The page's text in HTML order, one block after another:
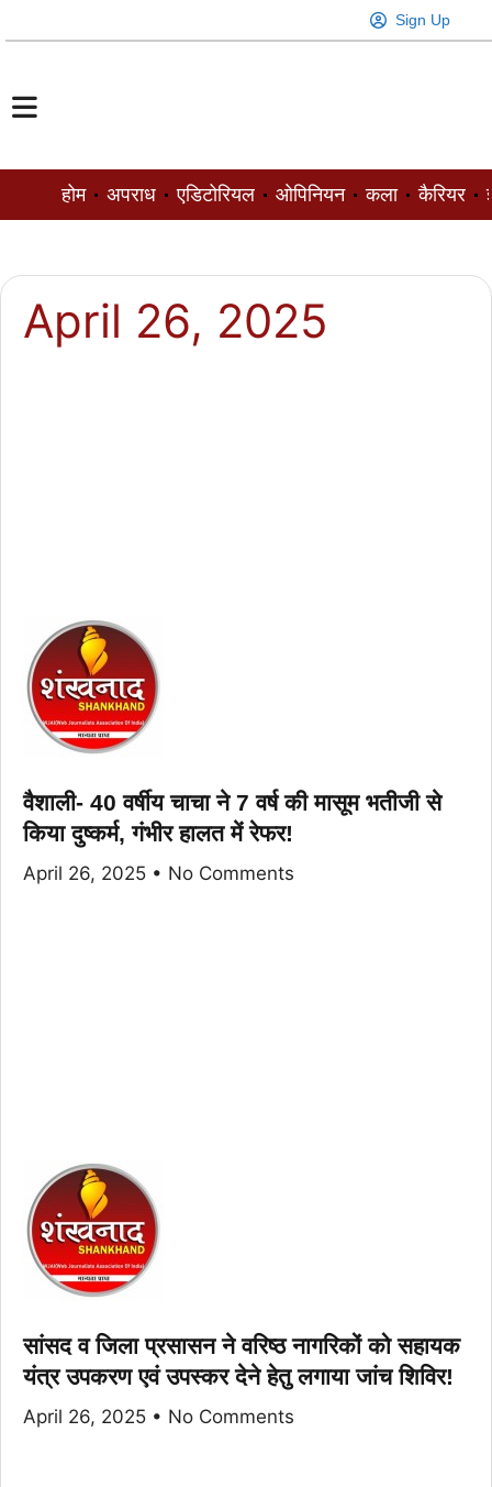
Sign Up
होम अपराध एडिटोरियल ओपिनियन कला कैरियर
April 26, 2025
वैशाली- 40 वर्षीय चाचा ने 7 वर्ष की मासूम भतीजी से
किया दुष्कर्म, गंभीर हालत में रेफर!
April 26, 2025 No Comments
सांसद व जिला प्रसासन ने वरिष्ठ नागरिकों को सहायक
यंत्र उपकरण एवं उपस्कर देने हेतु लगाया जांच शिविर!
April 26, 2025 No Comments